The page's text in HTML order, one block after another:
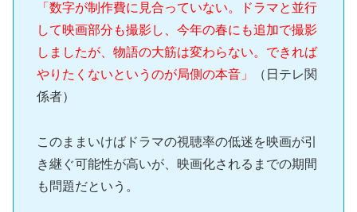
「数字が制作費に見合っていない。ドラマと並行
して映画部分も撮影し、今年の春にも追加で撮影
しましたが、物語の大筋は変わらない。できれば
やりたくないというのが局側の本音」
（日テレ関
係者）
このままいけばドラマの視聴率の低迷を映画が引
き継ぐ可能性が高いが、映画化されるまでの期間
も問題だという。